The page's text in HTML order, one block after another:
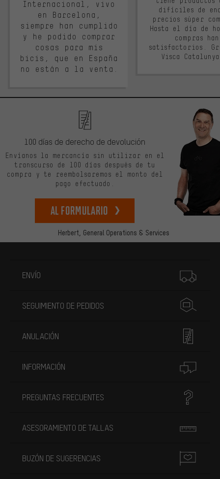
Internacional, vivo
en Barcelona,
siempre han cumplido
y he podido comprar
cosas para mis
bicis, que en España
no están a la venta.
difíciles de
precios súper
Hasta el día de
compras
satisfactorios.
Visca
Herbert, General Operations & Services
100 días de derecho de devolución
Envíanos la mercancía sin utilizar en el
transcurso de 100 días después de tu
compra y te reembolsaremos el monto del
pago efectuado.
Al formulario
ENVÍO
SEGUIMIENTO DE PEDIDOS
ANULACIÓN
INFORMACIÓN
PREGUNTAS FRECUENTES
ASESORAMIENTO DE TALLAS
BUZÓN DE SUGERENCIAS